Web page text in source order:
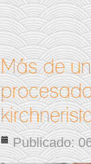
Más de
Publicado: